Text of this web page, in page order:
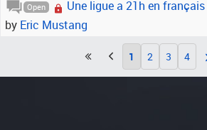
Open
Une ligue a 21h en français
by Eric Mustang
1 2 3 4